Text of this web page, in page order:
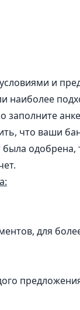
и
наиболее
что ваши
для